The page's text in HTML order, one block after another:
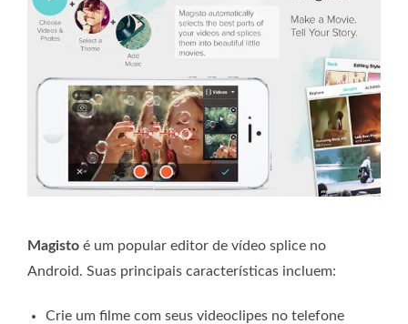
Magisto é um popular editor de vídeo splice no
Android. Suas principais características incluem:
Crie um filme com seus videoclipes no telefone